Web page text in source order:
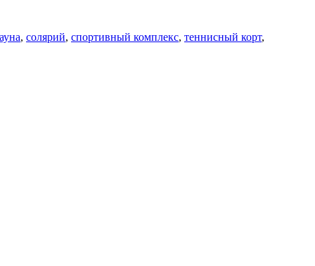
, солярий, спортивный комплекс, теннисный корт,